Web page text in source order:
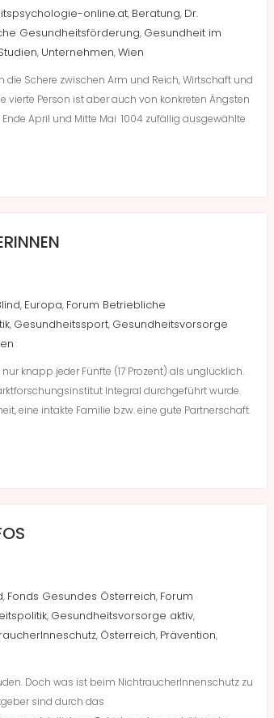
online.at, Beratung, Dr.
Gesundheitsförderung, Gesundheit im
, Unternehmen,Wien
die Schere zwischen Arm und Reich, Wirtschaft und
vierte Person ist aber auch von konkreten Ängsten
April und Mitte Mai 1004 zufällig ausgewählte
, Europa, Forum Betriebliche
, Gesundheitssport, Gesundheitsvorsorge
knapp jeder Fünfte (17 Prozent) als unglücklich.
Integral durchgeführt wurde.
eine intakte Familie bzw. eine gute Partnerschaft.
, Fonds Gesundes Österreich, Forum
, Gesundheitsvorsorge aktiv,
, Österreich, Prävention,
Doch was ist beim NichtraucherInnenschutz zu
sind durch das